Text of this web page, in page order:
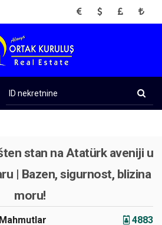
EUR USD GBP TRY
nekretnine
stan na Atatürk aveniji u
| Bazen, sigurnost, blizina
moru!
4883